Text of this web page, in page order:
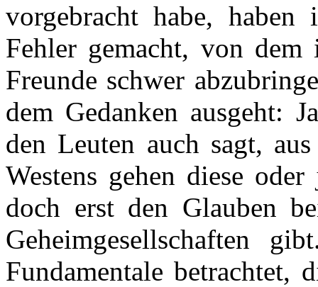
vorgebracht habe,
Fehler gemacht, von dem
Freunde schwer
dem Gedanken ausgeht:
den Leuten auch sagt,
Westens gehen diese
doch erst den Glauben
Geheimgesellschaften
Fundamentale betrachtet,